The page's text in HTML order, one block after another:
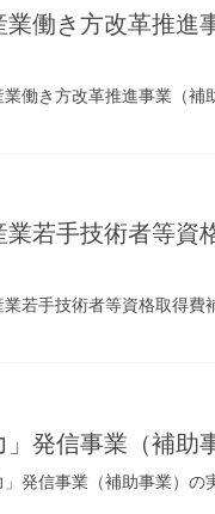
働き方改革推進
働き方改革推進事業（補
若手技術者等資
若手技術者等資格取得費
発信事業（補助
発信事業（補助事業）の